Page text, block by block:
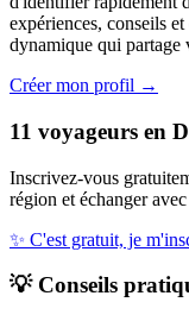
expériences, conseils
dynamique qui partage
Créer mon profil →
11 voyageurs en
Inscrivez-vous
région et échanger
✨ C'est gratuit, je
💡Conseils